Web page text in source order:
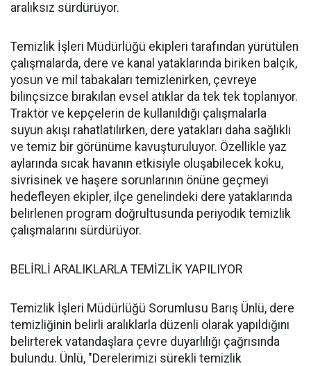
aralıksız sürdürüyor.
Temizlik İşleri Müdürlüğü ekipleri tarafından yürütülen
çalışmalarda, dere ve kanal yataklarında biriken balçık,
yosun ve mil tabakaları temizlenirken, çevreye
bilinçsizce bırakılan evsel atıklar da tek tek toplanıyor.
Traktör ve kepçelerin de kullanıldığı çalışmalarla
suyun akışı rahatlatılırken, dere yatakları daha sağlıklı
ve temiz bir görünüme kavuşturuluyor. Özellikle yaz
aylarında sıcak havanın etkisiyle oluşabilecek koku,
sivrisinek ve haşere sorunlarının önüne geçmeyi
hedefleyen ekipler, ilçe genelindeki dere yataklarında
belirlenen program doğrultusunda periyodik temizlik
çalışmalarını sürdürüyor.
BELİRLİ ARALIKLARLA TEMİZLİK YAPILIYOR
Temizlik İşleri Müdürlüğü Sorumlusu Barış Ünlü, dere
temizliğinin belirli aralıklarla düzenli olarak yapıldığını
belirterek vatandaşlara çevre duyarlılığı çağrısında
bulundu. Ünlü, "Derelerimizi sürekli temizlik